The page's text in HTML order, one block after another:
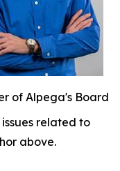
of Alpega's Board
related to
above.